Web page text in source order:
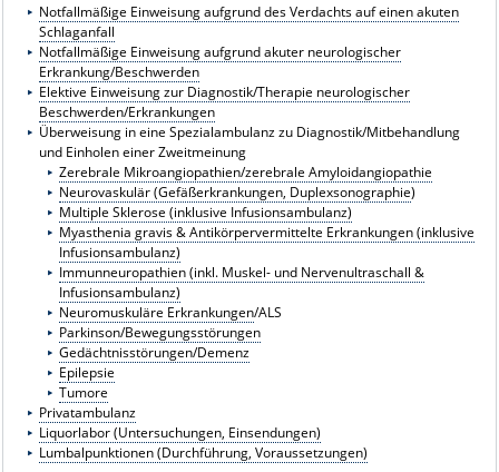
Notfallmäßige Einweisung aufgrund des Verdachts auf einen akuten
Schlaganfall
Notfallmäßige Einweisung aufgrund akuter neurologischer
Erkrankung/Beschwerden
Elektive Einweisung zur Diagnostik/Therapie neurologischer
Beschwerden/Erkrankungen
Überweisung in eine Spezialambulanz zu Diagnostik/Mitbehandlung
und Einholen einer Zweitmeinung
Zerebrale Mikroangiopathien/zerebrale Amyloidangiopathie
Neurovaskulär (Gefäßerkrankungen, Duplexsonographie)
Multiple Sklerose (inklusive Infusionsambulanz)
Myasthenia gravis & Antikörpervermittelte Erkrankungen (inklusive
Infusionsambulanz)
Immunneuropathien (inkl. Muskel- und Nervenultraschall &
Infusionsambulanz)
Neuromuskuläre Erkrankungen/ALS
Parkinson/Bewegungsstörungen
Gedächtnisstörungen/Demenz
Epilepsie
Tumore
Privatambulanz
Liquorlabor (Untersuchungen, Einsendungen)
Lumbalpunktionen (Durchführung, Voraussetzungen)